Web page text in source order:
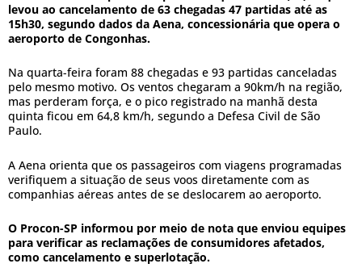
levou ao cancelamento de 63 chegadas 47 partidas até as
15h30, segundo dados da Aena, concessionária que opera o
aeroporto de Congonhas.
Na quarta-feira foram 88 chegadas e 93 partidas canceladas
pelo mesmo motivo. Os ventos chegaram a 90km/h na região,
mas perderam força, e o pico registrado na manhã desta
quinta ficou em 64,8 km/h, segundo a Defesa Civil de São
Paulo.
A Aena orienta que os passageiros com viagens programadas
verifiquem a situação de seus voos diretamente com as
companhias aéreas antes de se deslocarem ao aeroporto.
O Procon-SP informou por meio de nota que enviou equipes
para verificar as reclamações de consumidores afetados,
como cancelamento e superlotação.